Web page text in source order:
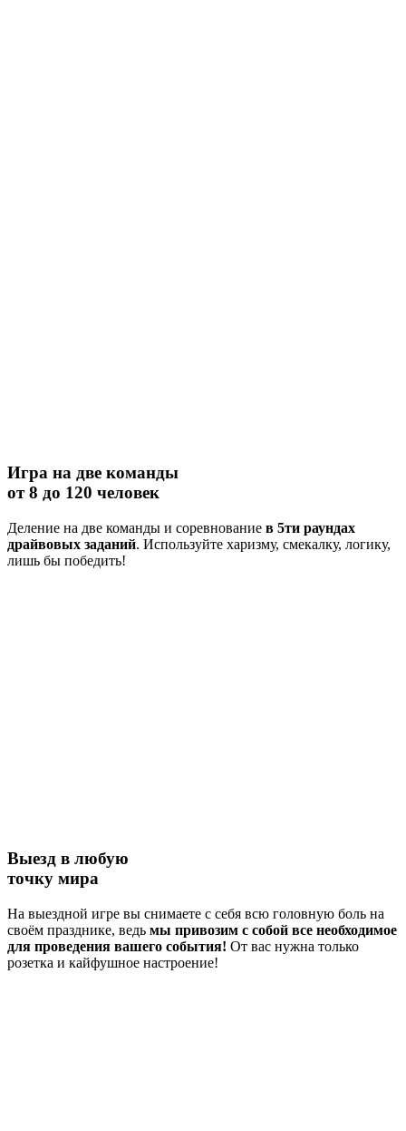
Игра на две команды
от 8 до 120 человек
Деление на две команды и соревнование в 5ти раундах
драйвовых заданий. Используйте харизму, смекалку, логику,
лишь бы победить!
Выезд в любую
точку мира
На выездной игре вы снимаете с себя всю головную боль на
своём празднике, ведь мы привозим с собой все необходимое
для проведения вашего события! От вас нужна только
розетка и кайфушное настроение!